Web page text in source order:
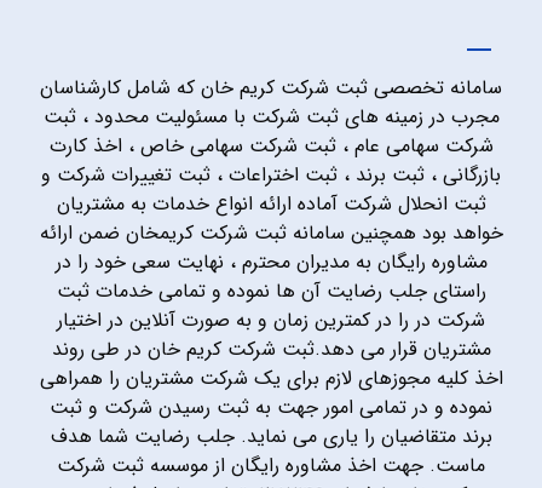
سامانه تخصصی ثبت شرکت کریم خان که شامل کارشناسان
مجرب در زمینه های ثبت شرکت با مسئولیت محدود ، ثبت
شرکت سهامی عام ، ثبت شرکت سهامی خاص ، اخذ کارت
بازرگانی ، ثبت برند ، ثبت اختراعات ، ثبت تغییرات شرکت و
ثبت انحلال شرکت آماده ارائه انواع خدمات به مشتریان
خواهد بود همچنین سامانه ثبت شرکت کریمخان ضمن ارائه
مشاوره رایگان به مدیران محترم ، نهایت سعی خود را در
راستای جلب رضایت آن ها نموده و تمامی خدمات ثبت
شرکت در را در کمترین زمان و به صورت آنلاین در اختیار
مشتریان قرار می دهد.ثبت شرکت کریم خان در طی روند
اخذ کلیه مجوزهای لازم برای یک شرکت مشتریان را همراهی
نموده و در تمامی امور جهت به ثبت رسیدن شرکت و ثبت
برند متقاضیان را یاری می نماید. جلب رضایت شما هدف
ماست. جهت اخذ مشاوره رایگان از موسسه ثبت شرکت